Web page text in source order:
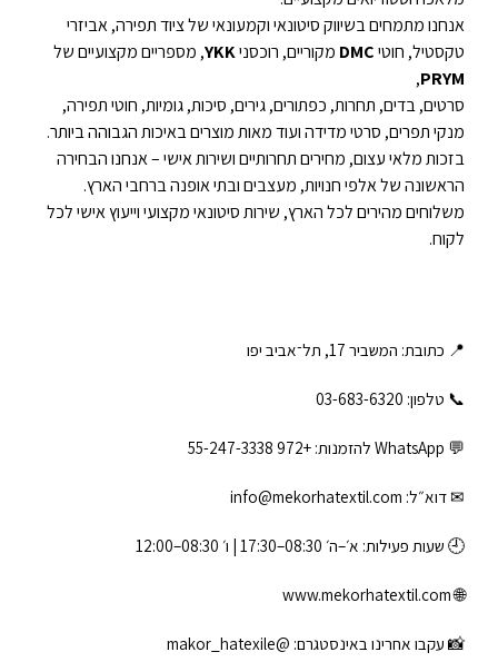
אנחנו מתמחים בשיווק סיטונאי וקמעונאי של ציוד תפירה, אביזרי
טקסטיל, חוטיDMC מקוריים, רוכסניYKK, מספריים מקצועיים של
PRYM
,
סרטים, בדים, תחרות, כפתורים, גירים, סיכות, גומיות, חוטי תפירה,
מנקי תפרים, סרטי מדידה ועוד מאות מוצרים באיכות הגבוהה ביותר.
בזכות מלאי עצום, מחירים תחרותיים ושירות אישי – אנחנו הבחירה
הראשונה של אלפי חנויות, מעצבים ובתי אופנה ברחבי הארץ.
משלוחים מהירים לכל הארץ, שירות סיטונאי מקצועי וייעוץ אישי לכל
לקוח.
📍 כתובת: המשביר 17, תל־אביב יפו
📞 טלפון: ‎03-683-6320
💬 WhatsApp להזמנות: +972 55-247-3338
✉ דוא״ל: info@mekorhatextil.com
🕘 שעות פעילות: א׳–ה׳ 08:30–17:30 | ו׳ 08:30–12:00
🌐
www.mekorhatextil.com
📸 עקבו אחרינו באינסטגרם: @makor_hatexile